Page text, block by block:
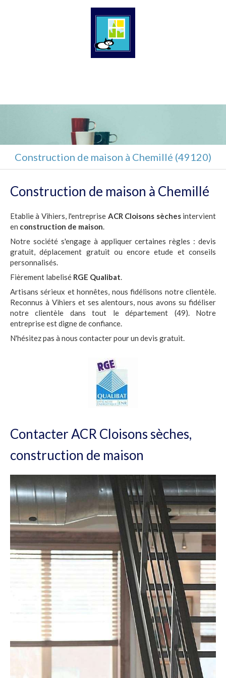
Construction de maison à Chemillé (49120)
Construction de maison à Chemillé
Etablie à Vihiers, l'entreprise ACR Cloisons sèchesintervient
en construction de maison.
Notre société s'engage à appliquer certaines règles : devis
gratuit, déplacement gratuit ou encore etude et conseils
personnalisés.
Fièrement labelisé RGE Qualibat.
Artisans sérieux et honnêtes, nous fidélisons notre clientèle.
Reconnus à Vihiers et ses alentours, nous avons su fidéliser
notre clientèle dans tout le département (49). Notre
entreprise est digne de confiance.
N'hésitez pas à nous contacter pour un devis gratuit.
Contacter ACR Cloisons sèches,
construction de maison